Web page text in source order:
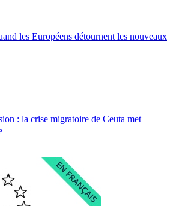
les Européens détournent les nouveaux
: la crise migratoire de Ceuta met